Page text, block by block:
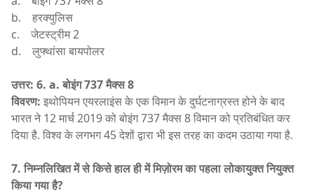
b. हरक्युलिस
c. जेटस्ट्रीम 2
d. लुफ्थांसा बायपोलर
उत्तर: 6. a.बोइंग 737मैक्स 8
विवरण: इथोपियन एयरलाइंस के एक विमान के दुर्घटनाग्रस्त होने के बाद
भारत ने 12 मार्च 2019 को बोइंग 737 मैक्स 8 विमान को प्रतिबंधित कर
दिया है. विश्व के लगभग 45 देशों द्वारा भी इस तरह का कदम उठाया गया है.
7. निम्नलिखित में से किसे हाल ही में मिज़ोरम का पहला लोकायुक्त नियुक्त
किया गया है?